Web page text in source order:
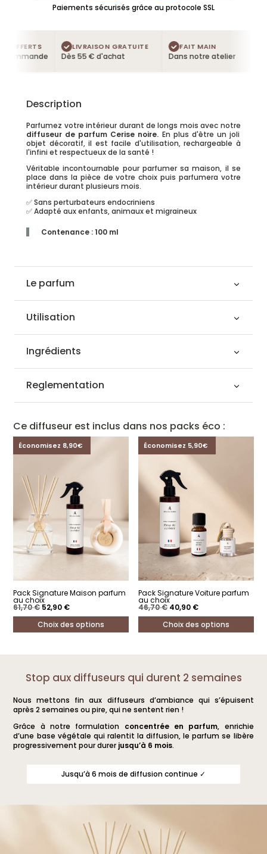
Paiements sécurisés grâce au protocole SSL
OFFERTS LIVRAISON GRATUITE
Dès 55 € d'achat
FAIT MAIN
Dans notre atelier
Description
Parfumez votre intérieur durant de longs mois avec notre
diffuseur de parfum Cerise noire. En plus d'être un joli
objet décoratif, il est facile d'utilisation, rechargeable à
l'infini et respectueux de la santé !
Véritable incontournable pour parfumer sa maison, il se
place dans la pièce de votre choix puis parfumera votre
intérieur durant plusieurs mois.
✅ Sans perturbateurs endocriniens
✅ Adapté aux enfants, animaux et migraineux
Contenance : 100 ml
Le parfum
Utilisation
Ingrédients
Reglementation
Ce diffuseur est inclus dans nos packs éco :
Économisez 8,90€
Pack Signature Maison parfum
au choix
61,70€ Le
prix
initial
était :
61,70 €.
52,90 €Le
actuel
est :
52,90 €.
Choix des options
plusieurs
variations.
Les
options
peuvent
Économisez 5,90€
Pack Signature Voiture parfum
au choix
46,70€ Le
prix
initial
était :
46,70 €.
40,90 €Le
actuel
est :
40,90 €.
Choix des options
variations.
options
peuvent
choisies
du
Stop aux diffuseurs qui durent 2 semaines
Nous mettons fin aux diffuseurs d’ambiance qui s’épuisent
après 2 semaines ou pire, qui ne sentent rien !
Grâce à notre formulation concentrée en parfum, enrichie
d’une base végétale qui ralentit la diffusion, le parfum se libère
progressivement pour durer jusqu’à 6 mois.
Jusqu’à 6 mois de diffusion continue ✓